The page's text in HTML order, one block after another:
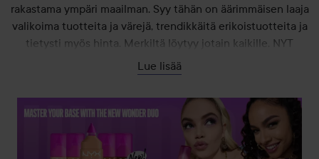
rakastama ympäri maailman. Syy tähän on äärimmäisen laaja
valikoima tuotteita ja värejä, trendikkäitä erikoistuotteita ja
tietysti myös hinta. Merkiltä löytyy jotain kaikille. NYT
PROFESSIONAL MAKEUPin pääkonttori on aurinkoisen Los
Angelesin sydämessä ja sen perusti vuonna 1999 nuori
kosmetiikasta jo teini-ikäisestä lähtien ja oli aina halunnut
perustaa oman merkin, joka ei vain tarjoa hyviä tuotteita vaan
myös järkevään hintaan. Näin syntyi NYX PROFESSIONAL
Lue lisää